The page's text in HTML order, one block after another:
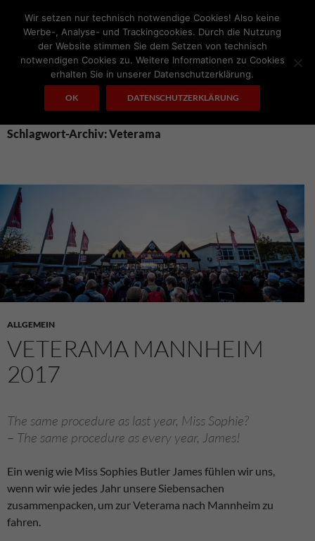
Inhalt
springen
A.I. MOTORS
Suchen
Schlagwort-Archiv: Veterama
ALLGEMEIN
VETERAMA MANNHEIM
2017
The same procedure as last year, Miss Sophie?
– The same procedure as every year, James!
Ein wenig wie Miss Sophies Butler James fühlen wir uns,
wenn wir wie jedes Jahr unsere Siebensachen
zusammenpacken, um zur Veterama nach Mannheim zu
fahren.
Wir setzen nur technisch notwendige Cookies! Also keine
Werbe-, Analyse- und Trackingcookies. Durch die Nutzung
der Website stimmen Sie dem Setzen von technisch
notwendigen Cookies zu. Weitere Informationen zu Cookies
erhalten Sie in unserer Datenschutzerklärung.
OK DATENSCHUTZERKLÄRUNG